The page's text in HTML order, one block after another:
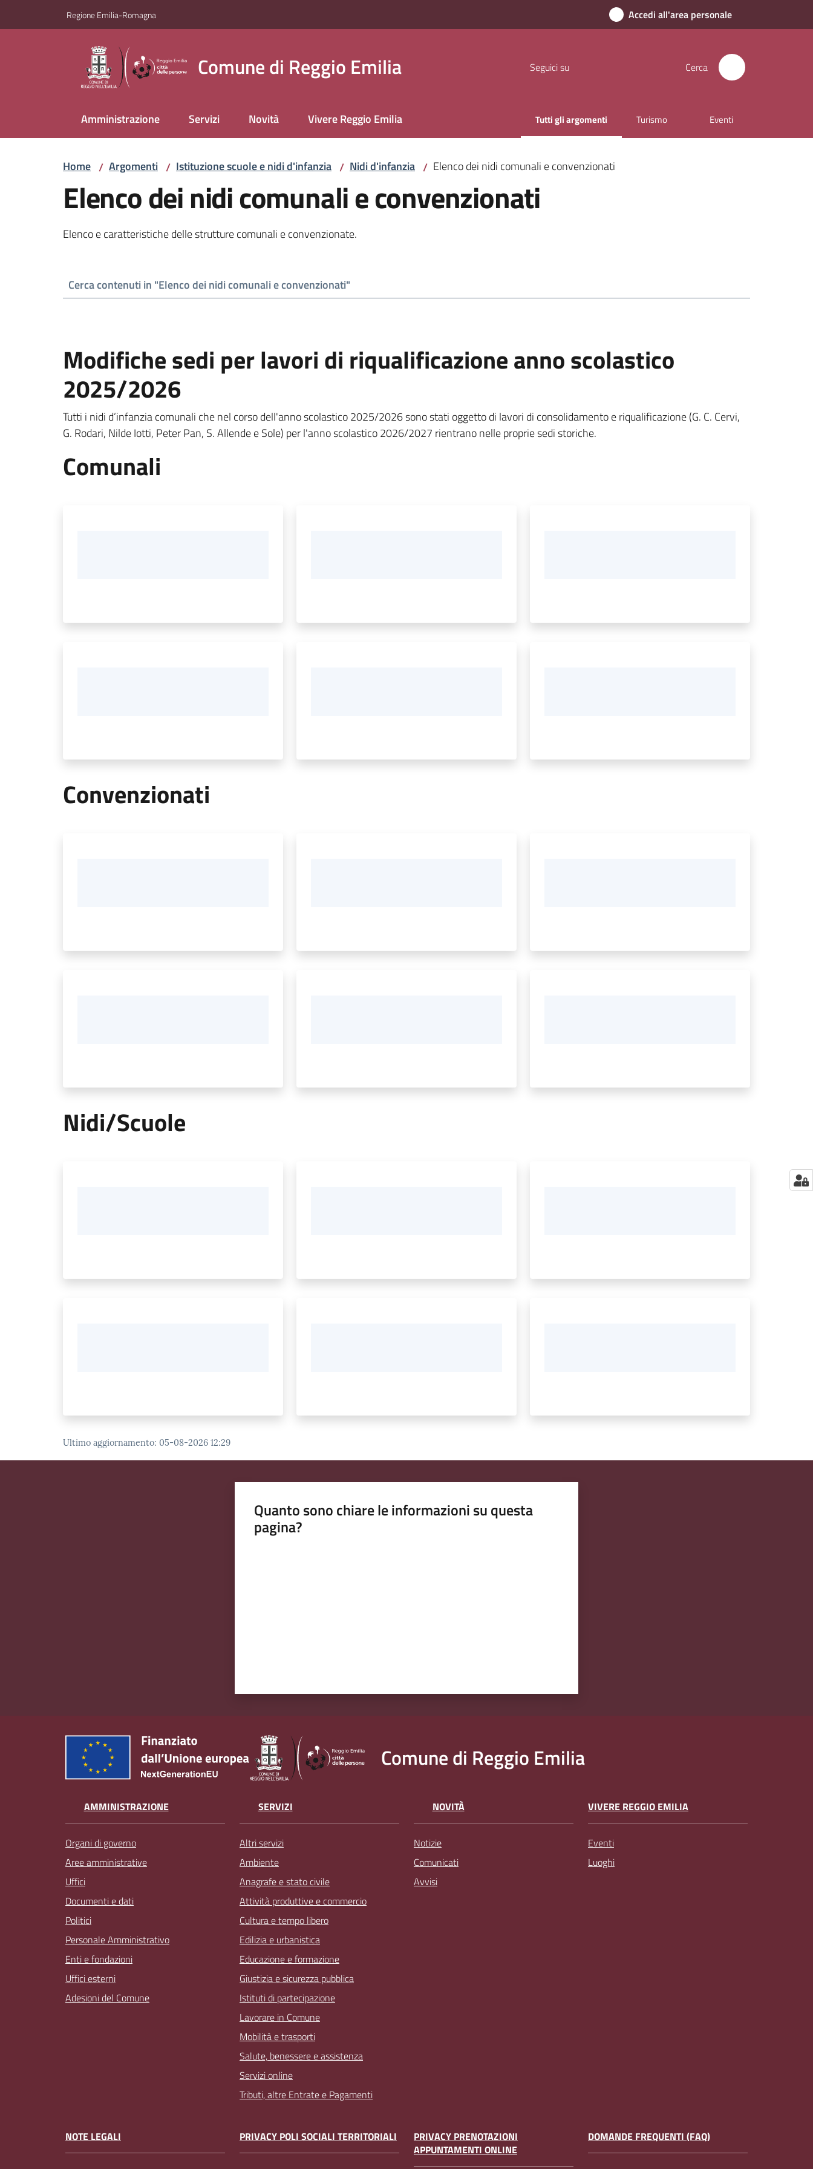
Regione Emilia-Romagna Accedi all'area personale
Comune di Reggio Emilia Seguici su Cerca
Amministrazione Servizi Novità Vivere Reggio Emilia Tutti gli argomenti
Menu selezionato Turismo Eventi
Home / Argomenti / Istituzione scuole e nidi d'infanzia / Nidi d'infanzia / Elenco dei nidi comunali e convenzionati
Elenco dei nidi comunali e convenzionati
Elenco e caratteristiche delle strutture comunali e convenzionate.
Modifiche sedi per lavori di riqualificazione anno scolastico
2025/2026
Tutti i nidi d’infanzia comunali che nel corso dell'anno scolastico 2025/2026 sono stati oggetto di lavori di consolidamento e riqualificazione (G. C. Cervi,
G. Rodari, Nilde Iotti, Peter Pan, S. Allende e Sole) per l'anno scolastico 2026/2027 rientrano nelle proprie sedi storiche.
Comunali
Convenzionati
Nidi/Scuole
Ultimo aggiornamento: 05-08-2026 12:29
Quanto sono chiare le informazioni su questa
pagina?
Comune di Reggio Emilia
AMMINISTRAZIONE
Organi di governo
Aree amministrative
Uffici
Documenti e dati
Politici
Personale Amministrativo
Enti e fondazioni
Uffici esterni
Adesioni del Comune
SERVIZI
Altri servizi
Ambiente
Anagrafe e stato civile
Attività produttive e commercio
Cultura e tempo libero
Edilizia e urbanistica
Educazione e formazione
Giustizia e sicurezza pubblica
Istituti di partecipazione
Lavorare in Comune
Mobilità e trasporti
Salute, benessere e assistenza
Servizi online
Tributi, altre Entrate e Pagamenti
NOVITÀ
Notizie
Comunicati
Avvisi
VIVERE REGGIO EMILIA
Eventi
Luoghi
NOTE LEGALI PRIVACY POLI SOCIALI TERRITORIALI
PRIVACY PRENOTAZIONI
APPUNTAMENTI ONLINE
DOMANDE FREQUENTI (FAQ)